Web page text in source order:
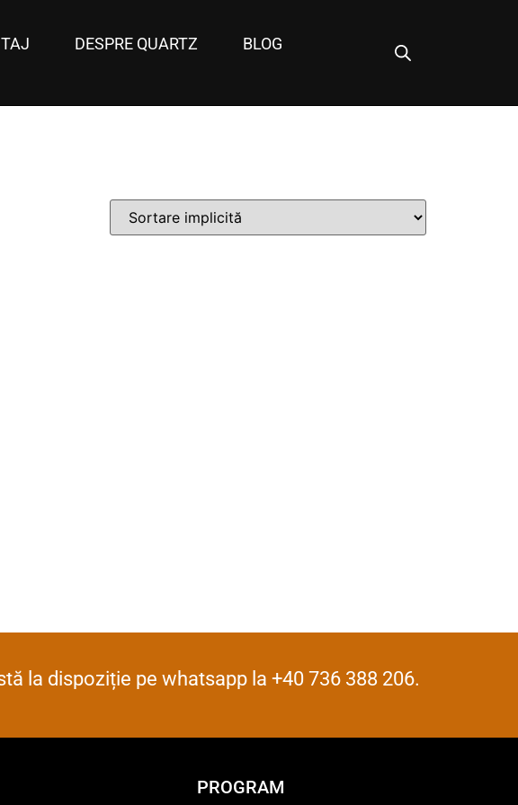
DESPRE QUARTZ
BLOG
la dispoziție pe whatsapp la +40 736 388 206.
PROGRAM